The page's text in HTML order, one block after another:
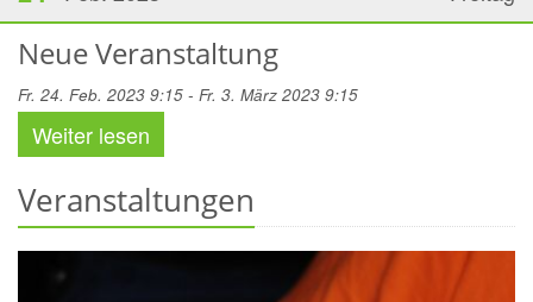
Neue Veranstaltung
Fr. 24. Feb. 2023 9:15 - Fr. 3. März 2023 9:15
Weiter lesen
Veranstaltungen